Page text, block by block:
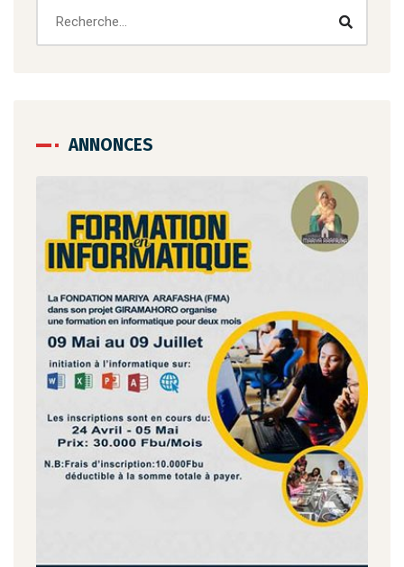
ANNONCES